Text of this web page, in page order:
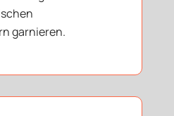
garnieren.